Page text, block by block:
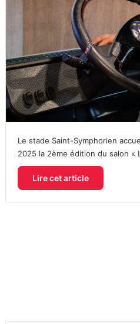
Le stade Saint-Symphorien
2025 la 2ème édition du salon «
Lire cet article